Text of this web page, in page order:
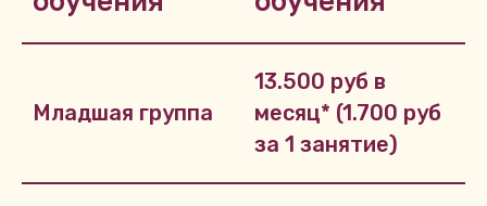
Младшая группа
13.500 руб в
месяц* (1.700 руб
за 1 занятие)